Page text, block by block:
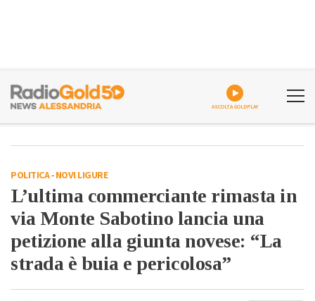
ASCOLTA GOLDPLAY
POLITICA-NOVI LIGURE
L’ultima commerciante rimasta in
via Monte Sabotino lancia una
petizione alla giunta novese: “La
strada è buia e pericolosa”